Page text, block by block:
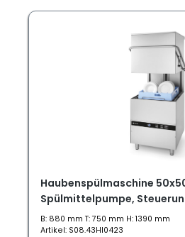
Haubenspülmaschine
Spülmittelpumpe,
elektromechanisch
B: 880 mm T: 750 mm H: 1390 mm
Artikel: S08.43HI0423